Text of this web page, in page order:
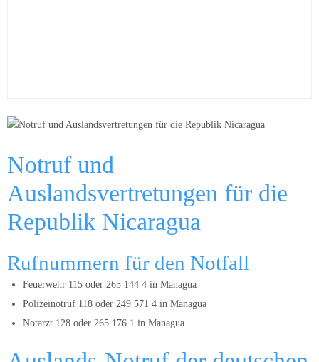
Notruf und
Auslandsvertretungen für die
Republik Nicaragua
Rufnummern für den Notfall
Feuerwehr 115 oder 265 144 4 in Managua
Polizeinotruf 118 oder 249 571 4 in Managua
Notarzt 128 oder 265 176 1 in Managua